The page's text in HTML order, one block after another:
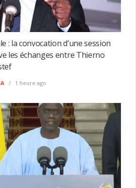
: la convocation d’une session
les échanges entre Thierno
1 heure ago